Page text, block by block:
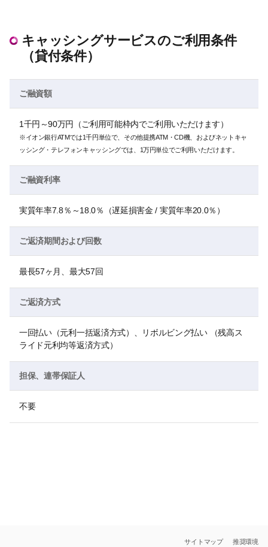
キャッシングサービスのご利用条件
（貸付条件）
ご融資額
1千円～90万円（ご利用可能枠内でご利用いただけます）
※イオン銀行ATMでは1千円単位で、その他提携ATM・CD機、およびネットキャ
ッシング・テレフォンキャッシングでは、1万円単位でご利用いただけます。
ご融資利率
実質年率7.8％～18.0％（遅延損害金 / 実質年率20.0％）
ご返済期間および回数
最長57ヶ月、最大57回
ご返済方式
一回払い（元利一括返済方式）、リボルビング払い （残高ス
ライド元利均等返済方式）
担保、連帯保証人
不要
サイトマップ 推奨環境